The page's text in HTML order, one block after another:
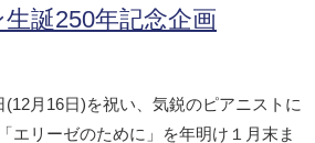
誕250年記念企画
月16日)を祝い、気鋭のピアニストに
エリーゼのために」を年明け１月末ま